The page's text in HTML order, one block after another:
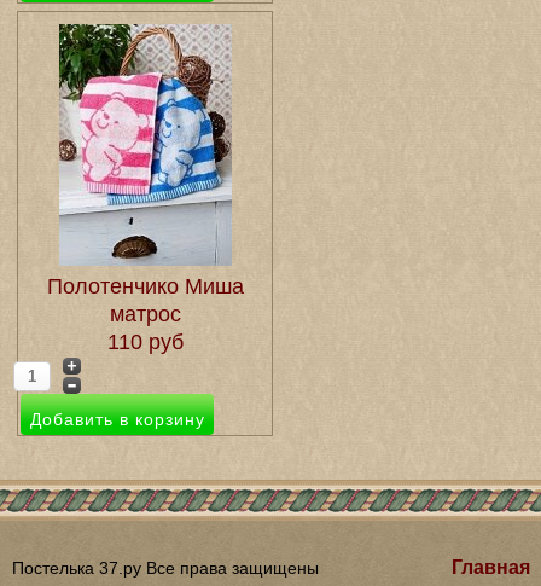
Полотенчико Миша
матрос
110 руб
Постелька 37.ру Все права защищены Главная